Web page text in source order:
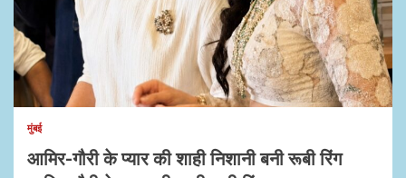
1 min read
मुंबई
आमिर-गौरी के प्यार की शाही निशानी बनी रूबी रिंग